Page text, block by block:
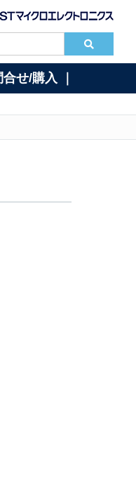
合せ/購入 ｜